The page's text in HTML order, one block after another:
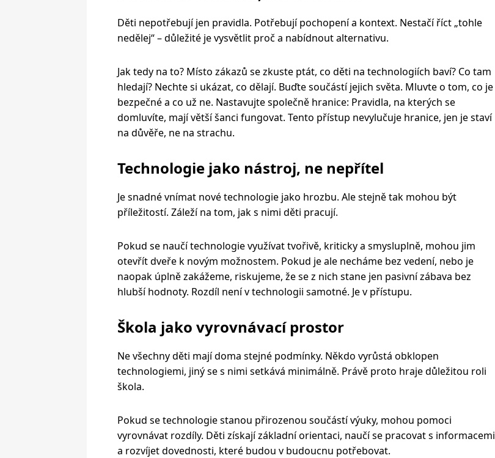
Děti nepotřebují jen pravidla. Potřebují pochopení a kontext. Nestačí říct „tohle
nedělej“ – důležité je vysvětlit proč a nabídnout alternativu.
Jak tedy na to? Místo zákazů se zkuste ptát, co děti na technologiích baví? Co tam
hledají? Nechte si ukázat, co dělají. Buďte součástí jejich světa. Mluvte o tom, co je
bezpečné a co už ne. Nastavujte společně hranice: Pravidla, na kterých se
domluvíte, mají větší šanci fungovat. Tento přístup nevylučuje hranice, jen je staví
na důvěře, ne na strachu.
Technologie jako nástroj, ne nepřítel
Je snadné vnímat nové technologie jako hrozbu. Ale stejně tak mohou být
příležitostí. Záleží na tom, jak s nimi děti pracují.
Pokud se naučí technologie využívat tvořivě, kriticky a smysluplně, mohou jim
otevřít dveře k novým možnostem. Pokud je ale necháme bez vedení, nebo je
naopak úplně zakážeme, riskujeme, že se z nich stane jen pasivní zábava bez
hlubší hodnoty. Rozdíl není v technologii samotné. Je v přístupu.
Škola jako vyrovnávací prostor
Ne všechny děti mají doma stejné podmínky. Někdo vyrůstá obklopen
technologiemi, jiný se s nimi setkává minimálně. Právě proto hraje důležitou roli
škola.
Pokud se technologie stanou přirozenou součástí výuky, mohou pomoci
vyrovnávat rozdíly. Děti získají základní orientaci, naučí se pracovat s informacemi
a rozvíjet dovednosti, které budou v budoucnu potřebovat.